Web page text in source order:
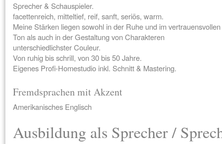
Sprecher & Schauspieler.
facettenreich, mitteltief, reif, sanft, seriös, warm.
Meine Stärken liegen sowohl in der Ruhe und im vertrauensvollen
Ton als auch in der Gestaltung von Charakteren
unterschiedlichster Couleur.
Von ruhig bis schrill, von 30 bis 50 Jahre.
Eigenes Profi-Homestudio inkl. Schnitt & Mastering.
Fremdsprachen mit Akzent
Amerikanisches Englisch
Ausbildung als Sprecher /